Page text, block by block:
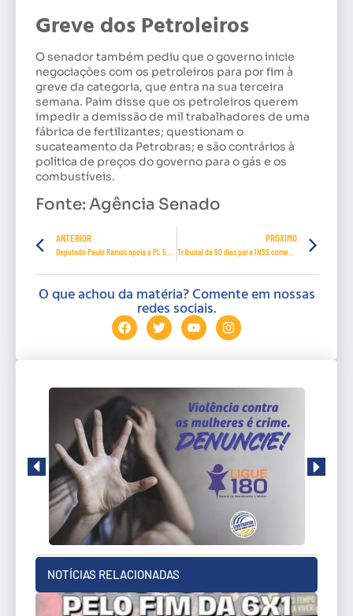
Greve dos Petroleiros
O senador também pediu que o governo inicie
negociações com os petroleiros para por fim à
greve da categoria, que entra na sua terceira
semana. Paim disse que os petroleiros querem
impedir a demissão de mil trabalhadores de uma
fábrica de fertilizantes; questionam o
sucateamento da Petrobras; e são contrários à
política de preços do governo para o gás e os
combustíveis.
Fonte: Agência Senado
ANTERIOR PRÓXIMO
Tribunal dá 90 dias para INSS começar a reduzir espera por benefício
O que achou da matéria? Comente em nossas
redes sociais.
NOTÍCIAS RELACIONADAS